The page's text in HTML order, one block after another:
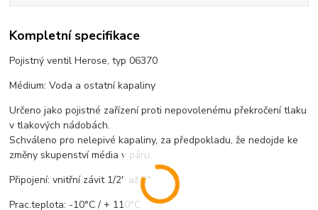
Kompletní specifikace
Pojistný ventil Herose, typ 06370
Médium: Voda a ostatní kapaliny
Určeno jako pojistné zařízení proti nepovolenému překročení tlaku
v tlakových nádobách.
Schváleno pro nelepivé kapaliny, za předpokladu, že nedojde ke
změny skupenství média v páru.
Připojení: vnitřní závit 1/2" až 2"
Prac.teplota: -10°C / + 110°C